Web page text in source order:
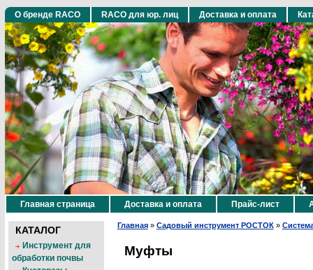
О бренде RACO RACO для юр. лиц Доставка и оплата
Главная страница Доставка и оплата Прайс-лист
КАТАЛОГ
Инструмент для
обработки почвы
Главная » Садовый инструмент РОСТОК »
Муфты